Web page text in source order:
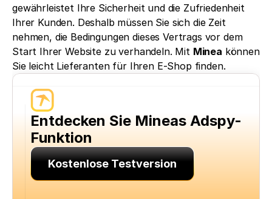
gewährleistet Ihre Sicherheit und die Zufriedenheit
Ihrer Kunden. Deshalb müssen Sie sich die Zeit
nehmen, die Bedingungen dieses Vertrags vor dem
Start Ihrer Website zu verhandeln. Mit Minea können
Sie leicht Lieferanten für Ihren E-Shop finden.
Entdecken Sie Mineas Adspy-
Funktion
Kostenlose Testversion